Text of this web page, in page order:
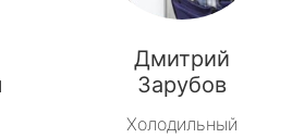
Дмитрий
Зарубов
Холодильный